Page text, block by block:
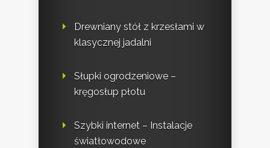
Drewniany stół z krzesłami w
klasycznej jadalni
Słupki ogrodzeniowe –
kręgosłup płotu
Szybki internet – Instalacje
światłowodowe